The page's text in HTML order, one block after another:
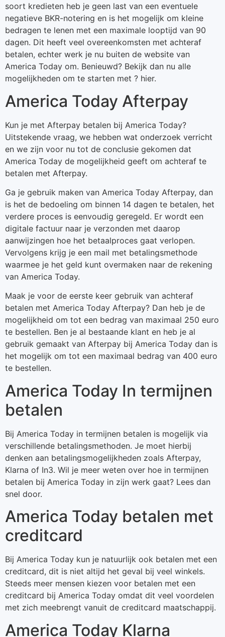
soort kredieten heb je geen last van een eventuele
negatieve BKR-notering en is het mogelijk om kleine
bedragen te lenen met een maximale looptijd van 90
dagen. Dit heeft veel overeenkomsten met achteraf
betalen, echter werk je nu buiten de website van
America Today om. Benieuwd? Bekijk dan nu alle
mogelijkheden om te starten met ? hier.
America Today Afterpay
Kun je met Afterpay betalen bij America Today?
Uitstekende vraag, we hebben wat onderzoek verricht
en we zijn voor nu tot de conclusie gekomen dat
America Today de mogelijkheid geeft om achteraf te
betalen met Afterpay.
Ga je gebruik maken van America Today Afterpay, dan
is het de bedoeling om binnen 14 dagen te betalen, het
verdere proces is eenvoudig geregeld. Er wordt een
digitale factuur naar je verzonden met daarop
aanwijzingen hoe het betaalproces gaat verlopen.
Vervolgens krijg je een mail met betalingsmethode
waarmee je het geld kunt overmaken naar de rekening
van America Today.
Maak je voor de eerste keer gebruik van achteraf
betalen met America Today Afterpay? Dan heb je de
mogelijkheid om tot een bedrag van maximaal 250 euro
te bestellen. Ben je al bestaande klant en heb je al
gebruik gemaakt van Afterpay bij America Today dan is
het mogelijk om tot een maximaal bedrag van 400 euro
te bestellen.
America Today In termijnen
betalen
Bij America Today in termijnen betalen is mogelijk via
verschillende betalingsmethoden. Je moet hierbij
denken aan betalingsmogelijkheden zoals Afterpay,
Klarna of In3. Wil je meer weten over hoe in termijnen
betalen bij America Today in zijn werk gaat? Lees dan
snel door.
America Today betalen met
creditcard
Bij America Today kun je natuurlijk ook betalen met een
creditcard, dit is niet altijd het geval bij veel winkels.
Steeds meer mensen kiezen voor betalen met een
creditcard bij America Today omdat dit veel voordelen
met zich meebrengt vanuit de creditcard maatschappij.
America Today Klarna